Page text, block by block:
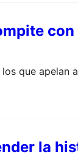
que apelan
la